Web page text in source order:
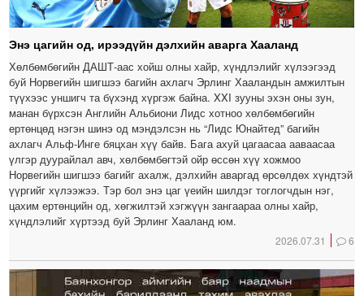
Энэ цагийн од, ирээдүйн дэлхийн аварга Хааланд
Хөлбөмбөгийн ДАШТ-аас хойш олны хайр, хүндлэлийг хүлээгээд
буй Норвегийн шигшээ багийн ахлагч Эрлинг Хааландын амжилтын
түүхээс уншигч та бүхэнд хүргэж байна. XXI зууны эхэн оны зун,
манан бүрхсэн Английн Альбиони Лидс хотноо хөлбөмбөгийн
ертөнцөд нэгэн шинэ од мэндэлсэн нь “Лидс Юнайтед” багийн
ахлагч Альф-Инге бяцхан хүү байв. Бага ахуй цагаасаа ааваасаа
үлгэр дуурайлал авч, хөлбөмбөгтэй ойр өссөн хүү хожмоо
Норвегийн шигшээ багийг ахалж, дэлхийн аваргад өрсөлдөх хүндтэй
үүргийг хүлээжээ. Тэр бол энэ цаг үеийн шилдэг тоглогчдын нэг,
цахим ертөнцийн од, хөгжилтэй хэгжүүн зангаараа олны хайр,
хүндлэлийг хүртээд буй Эрлинг Хааланд юм.
2026.07.31 6